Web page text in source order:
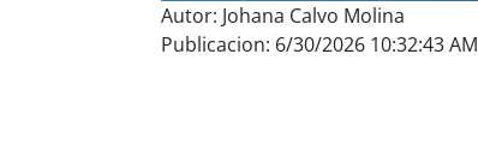
Autor: Johana Calvo Molina
Publicacion: 6/30/2026 10:32:43 AM